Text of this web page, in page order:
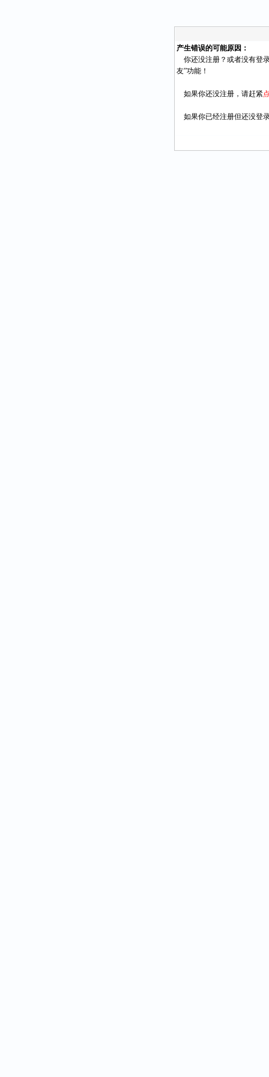
产生错误的可能原因：
你还没注册？或者没有登
友”功能！
如果你还没注册，请赶紧
如果你已经注册但还没登